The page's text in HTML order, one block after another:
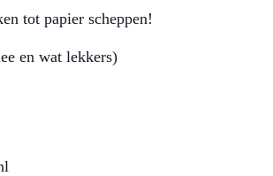
tot papier scheppen!
en wat lekkers)